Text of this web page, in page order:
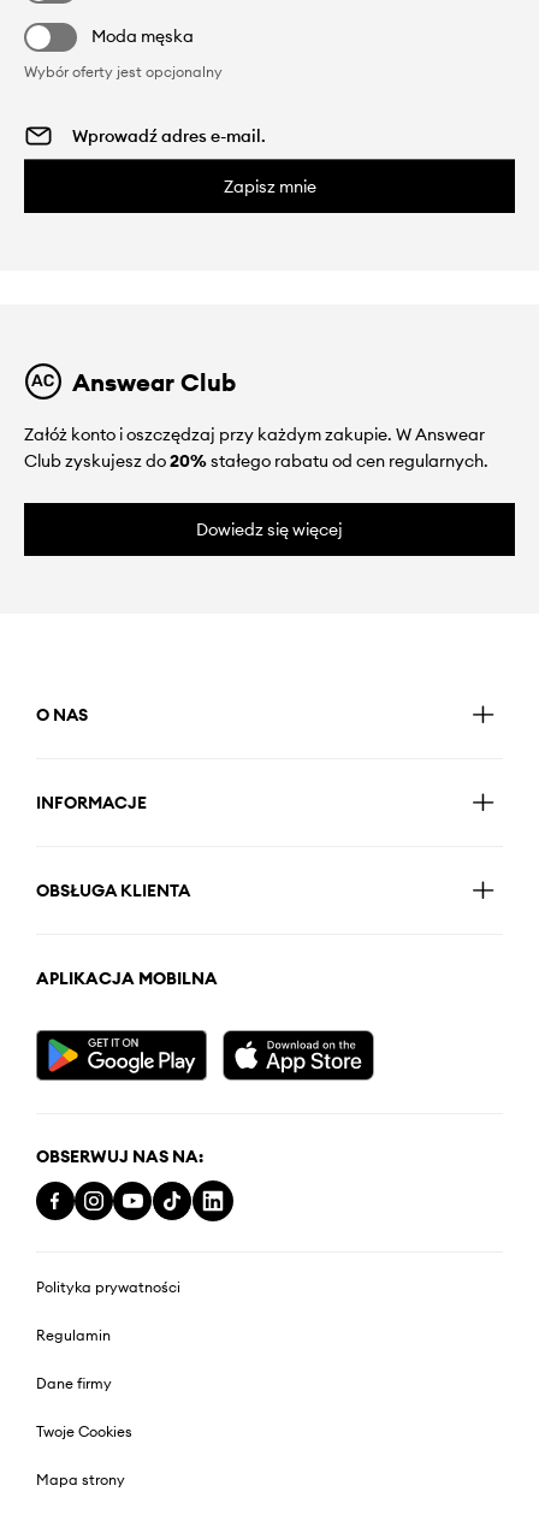
Moda męska
Wybór oferty jest opcjonalny
Zapisz mnie
Answear Club
Załóż konto i oszczędzaj przy każdym zakupie. W Answear
Club zyskujesz do20%stałego rabatu od cen regularnych.
Dowiedz się więcej
O NAS
INFORMACJE
OBSŁUGA KLIENTA
APLIKACJA MOBILNA
OBSERWUJ NAS NA:
Polityka prywatności
Regulamin
Dane firmy
Twoje Cookies
Mapa strony